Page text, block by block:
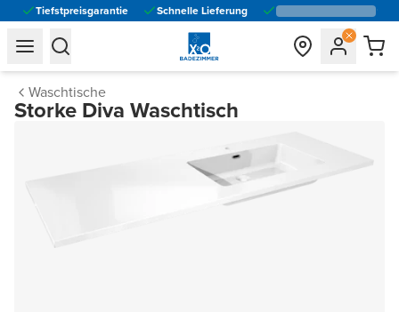
Tiefstpreisgarantie Schnelle Lieferung
general.navigation.toggle_menu.label
general.navigation.toggle_menu.label
Waschtische
Storke Diva Waschtisch